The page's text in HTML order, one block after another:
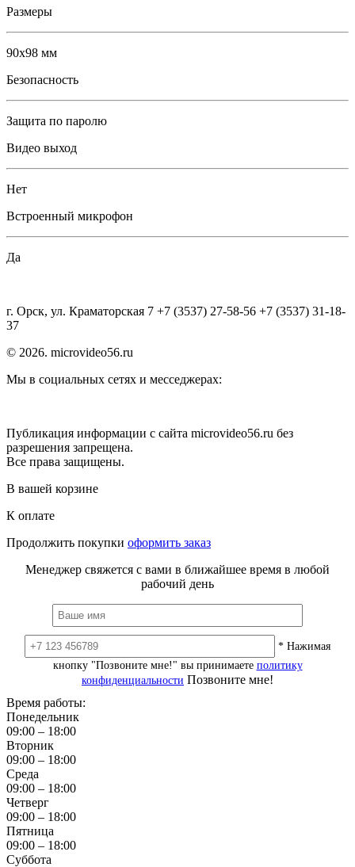
Размеры
90х98 мм
Безопасность
Защита по паролю
Видео выход
Нет
Встроенный микрофон
Да
г. Орск, ул. Краматорская 7 +7 (3537) 27-58-56 +7 (3537) 31-18-
37
© 2026. microvideo56.ru
Мы в социальных сетях и месседжерах:
Публикация информации с сайта microvideo56.ru без
разрешения запрещена.
Все права защищены.
В вашей корзине
К оплате
Продолжить покупки оформить заказ
Менеджер свяжется с вами в ближайшее время в любой
рабочий день
* Нажимая
кнопку "Позвоните мне!" вы принимаете политику
конфиденциальности Позвоните мне!
Время работы:
Понедельник
09:00 – 18:00
Вторник
09:00 – 18:00
Среда
09:00 – 18:00
Четверг
09:00 – 18:00
Пятница
09:00 – 18:00
Суббота